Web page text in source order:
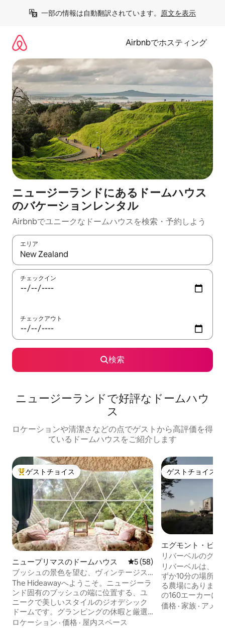
一部の情報は自動翻訳されています。 原文を表示
Airbnbでホスティング
ニュージーランドにあるドームハウス
のバケーションレンタル
Airbnbでユニークなドームハウスを検索・予約しよう
エリア
検索結果が表示されたら、上下の矢印キーを使って移動するか
チェックイン
チェックアウト
検索
ニュージーランドで好評なドームハウ
ス
ロケーションや清潔さなどの点でゲストから高評価を得
ているドームハウスをご紹介します
大好評のゲストチョイスです。
ゲストチョイス
ニュープリマスのドームハウス レビュー58件、5つ星中5つ
5 (58)
ブッシュの景色を望む、ヴィンテージス
タイルのドームハウス
The Hideawayへようこそ。ニュージーラ
ンド固有のブッシュの端に位置する、ユ
ニークで美しいスタイルのジオデシック
ドームです。グランピングの休暇と厳選
されたレトロな雰囲気を兼ね備えたこの
ロケーション · 価格 · 屋内スペース
ゲストチョイス
ゲストチョイス
エグモント・ビレ
ームハウス
リバーベルのグラ
リバーベルは、
ずか10分の場所に
る農場にあります。 マンガオラカ川
の160エーカーに
ング場です。 豪華に装備されたジオデシ
価格 ·家族 · アメ